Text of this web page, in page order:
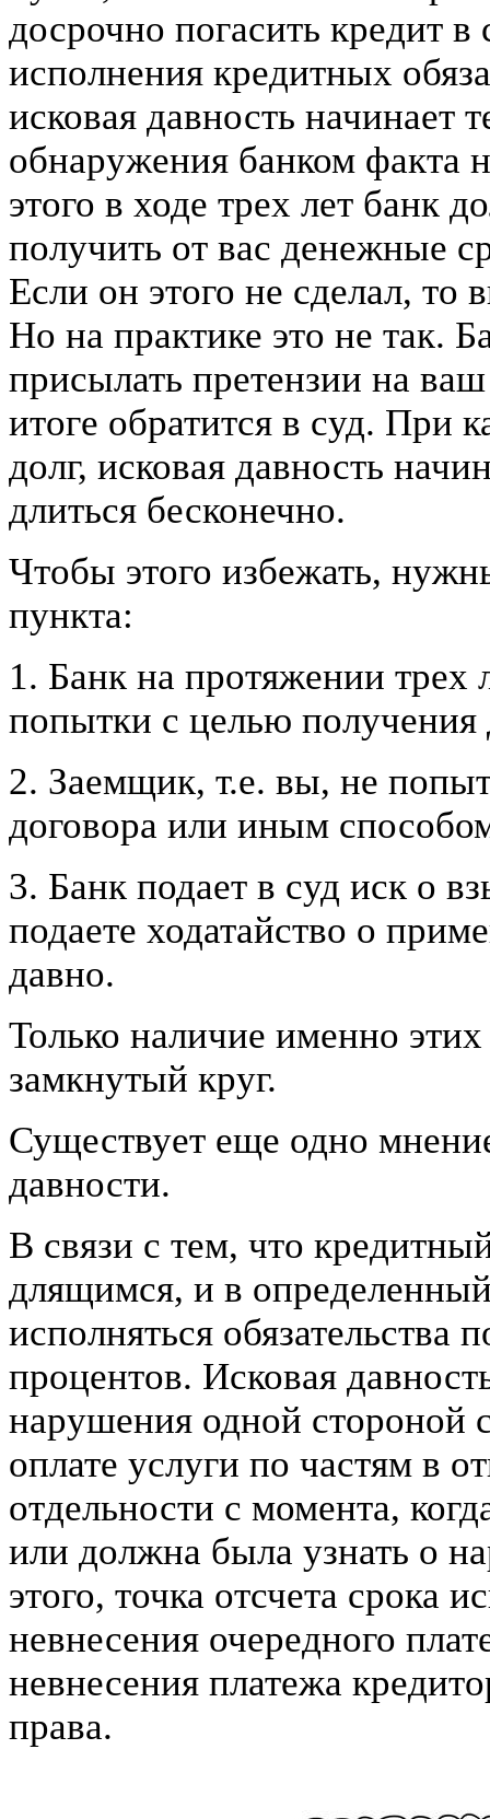
досрочно погасить кредит в
исполнения кредитных
исковая давность начинает
обнаружения банком факта
этого в ходе трех лет банк
получить от вас денежные
Если он этого не сделал,
Но на практике это не так.
присылать претензии на
итоге обратится в суд. При
долг, исковая давность
длиться бесконечно.
Чтобы этого избежать,
пункта:
1. Банк на протяжении трех
попытки с целью получения
2. Заемщик, т.е. вы, не
договора или иным
3. Банк подает в суд иск о
подаете ходатайство о
давно.
Только наличие именно
замкнутый круг.
Существует еще одно
давности.
В связи с тем, что
длящимся, и в
исполняться обязательства
процентов. Исковая
нарушения одной стороной
оплате услуги по частям в
отдельности с момента,
или должна была узнать о
этого, точка отсчета срока
невнесения очередного
невнесения платежа
права.